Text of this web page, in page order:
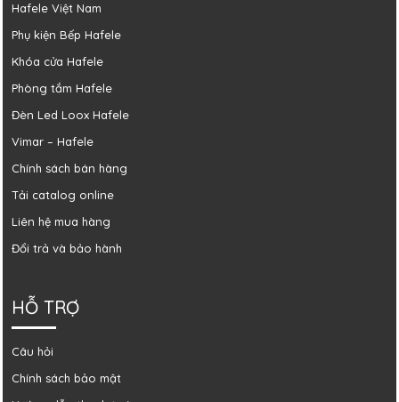
Hafele Việt Nam
Phụ kiện Bếp Hafele
Khóa cửa Hafele
Phòng tắm Hafele
Đèn Led Loox Hafele
Vimar – Hafele
Chính sách bán hàng
Tải catalog online
Liên hệ mua hàng
Đổi trả và bảo hành
HỖ TRỢ
Câu hỏi
Chính sách bảo mật